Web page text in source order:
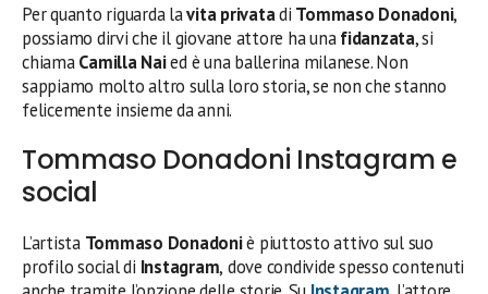
Per quanto riguarda lavita privatadi Tommaso Donadoni,
possiamo dirvi che il giovane attore ha unafidanzata, si
chiamaCamilla Naied è una ballerina milanese. Non
sappiamo molto altro sulla loro storia, se non che stanno
felicemente insieme da anni.
Tommaso Donadoni Instagram e
social
L’artista Tommaso Donadoniè piuttosto attivo sul suo
profilo social di Instagram, dove condivide spesso contenuti